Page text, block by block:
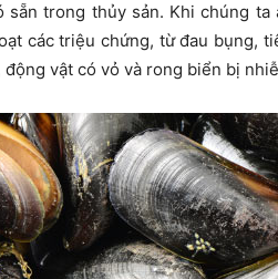
sẵn trong thủy sản. Khi chúng ta
các triệu chứng, từ đau bụng,
vật có vỏ và rong biển bị